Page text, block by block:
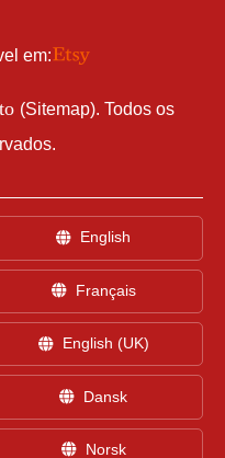
em:
(Sitemap). Todos os
English
Français
English (UK)
Dansk
Norsk